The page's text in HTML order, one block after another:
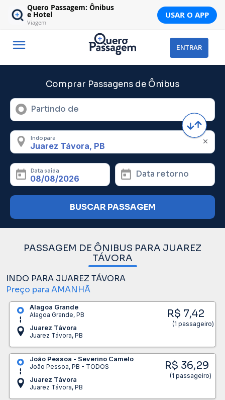
Quero Passagem: Ônibus
e Hotel
Viagem
USAR O APP
ENTRAR
Comprar Passagens de Ônibus
Partindo de
Indo para
Data saída Data retorno
BUSCAR PASSAGEM
PASSAGEM DE ÔNIBUS PARA JUAREZ
TÁVORA
INDO PARA JUAREZ TÁVORA
Preço para AMANHÃ
Alagoa Grande
Alagoa Grande, PB
Juarez Távora
Juarez Távora, PB
R$ 7,42
(1 passageiro)
João Pessoa - Severino Camelo
João Pessoa, PB - TODOS
Juarez Távora
Juarez Távora, PB
R$ 36,29
(1 passageiro)